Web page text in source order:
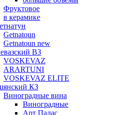
Фруктовое
в керамике
Getnatoun
Getnatoun new
ВЗ
VOSKEVAZ
ARARTUNI
VOSKEVAZ ELITE
КЗ
Виноградные вина
Виноградные
Арт Палас